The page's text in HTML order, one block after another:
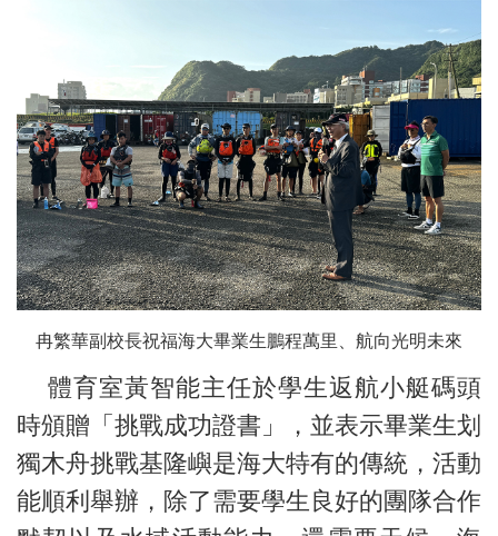
冉繁華副校長祝福海大畢業生鵬程萬里、航向光明未來
體育室黃智能主任於學生返航小艇碼頭
時頒贈「挑戰成功證書」，並表示畢業生划
獨木舟挑戰基隆嶼是海大特有的傳統，活動
能順利舉辦，除了需要學生良好的團隊合作